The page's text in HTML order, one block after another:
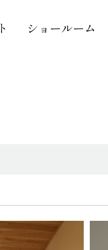
ショールーム